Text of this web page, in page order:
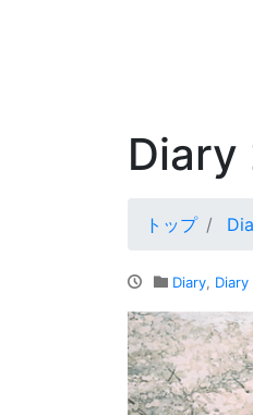
Diary
トップ
Diary, Diary